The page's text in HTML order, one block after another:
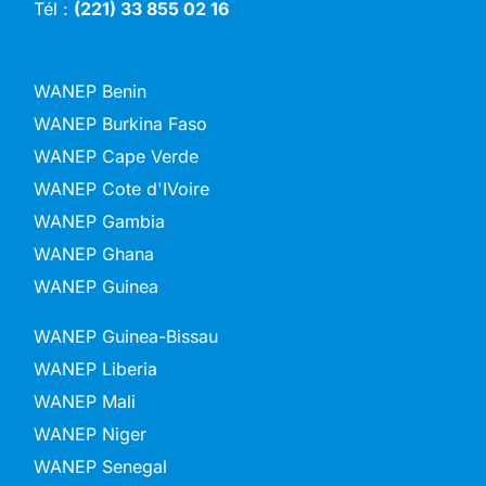
Tél : (221) 33 855 02 16
WANEP Benin
WANEP Burkina Faso
WANEP Cape Verde
WANEP Cote d'IVoire
WANEP Gambia
WANEP Ghana
WANEP Guinea
WANEP Guinea-Bissau
WANEP Liberia
WANEP Mali
WANEP Niger
WANEP Senegal